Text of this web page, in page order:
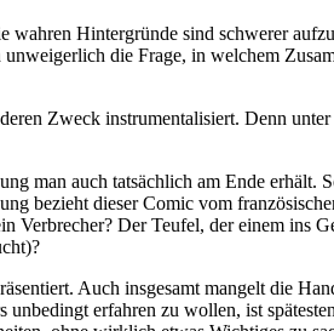
Hintergründe sind schwerer
die Frage, in welchem
Zweck instrumentalisiert. Denn unter
man auch tatsächlich am Ende erhält.
bezieht dieser Comic vom
Der Teufel, der einem ins
Auch insgesamt mangelt die
erfahren zu wollen, ist